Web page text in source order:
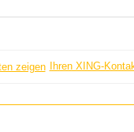
Ihren XING-